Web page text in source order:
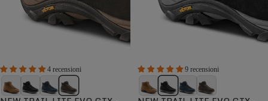
4 recensioni 9 recensioni